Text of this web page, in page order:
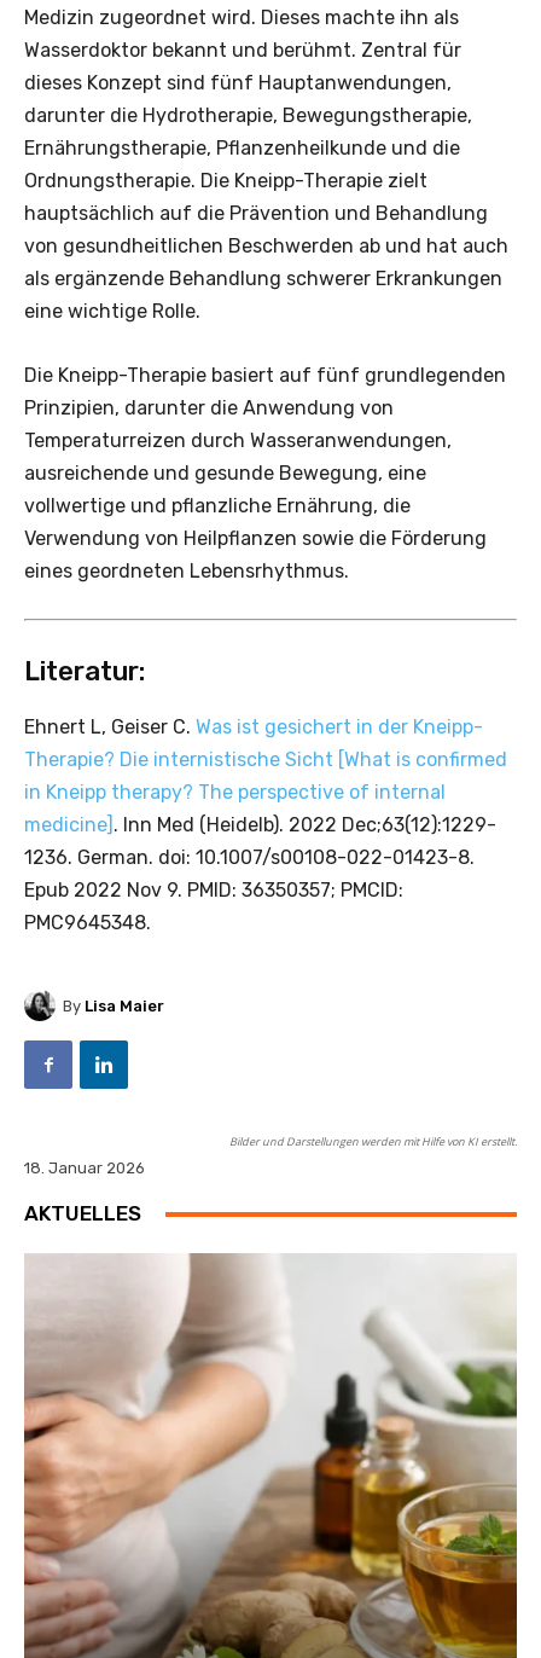
Medizin zugeordnet wird. Dieses machte ihn als
Wasserdoktor bekannt und berühmt. Zentral für
dieses Konzept sind fünf Hauptanwendungen,
darunter die Hydrotherapie, Bewegungstherapie,
Ernährungstherapie, Pflanzenheilkunde und die
Ordnungstherapie. Die Kneipp-Therapie zielt
hauptsächlich auf die Prävention und Behandlung
von gesundheitlichen Beschwerden ab und hat auch
als ergänzende Behandlung schwerer Erkrankungen
eine wichtige Rolle.
Die Kneipp-Therapie basiert auf fünf grundlegenden
Prinzipien, darunter die Anwendung von
Temperaturreizen durch Wasseranwendungen,
ausreichende und gesunde Bewegung, eine
vollwertige und pflanzliche Ernährung, die
Verwendung von Heilpflanzen sowie die Förderung
eines geordneten Lebensrhythmus.
Literatur:
Ehnert L, Geiser C. Was ist gesichert in der Kneipp-
Therapie? Die internistische Sicht [What is confirmed
in Kneipp therapy? The perspective of internal
medicine] . Inn Med (Heidelb). 2022 Dec;63(12):1229-
1236. German. doi: 10.1007/s00108-022-01423-8.
Epub 2022 Nov 9. PMID: 36350357; PMCID:
PMC9645348.
By Lisa Maier
Bilder und Darstellungen werden mit Hilfe von KI erstellt.
18. Januar 2026
AKTUELLES